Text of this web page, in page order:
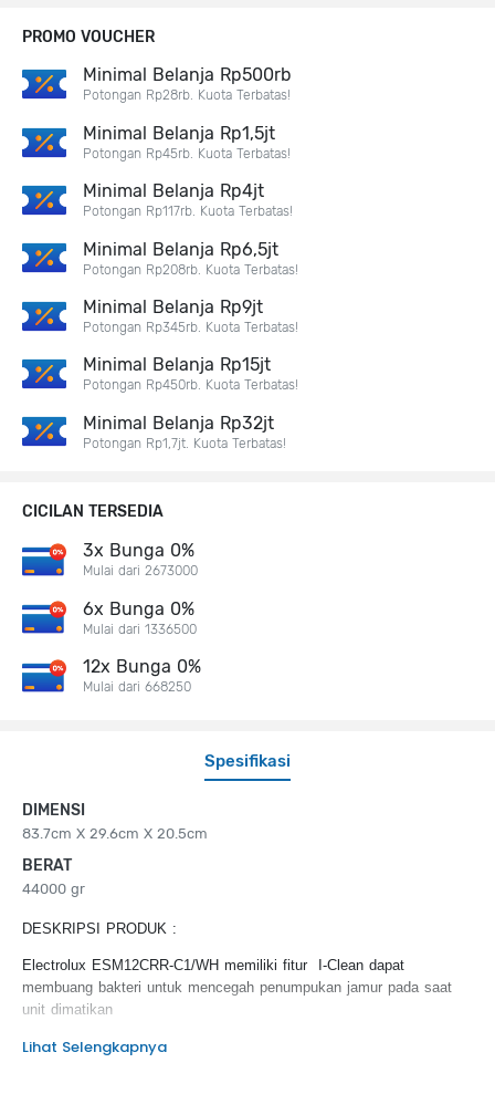
Spesifikasi
DIMENSI
83.7cm X 29.6cm X 20.5cm
BERAT
44000 gr
DESKRIPSI PRODUK :
Electrolux ESM12CRR-C1/WH memiliki fitur I-Clean dapat
membuang bakteri untuk mencegah penumpukan jamur pada saat
unit dimatikan
KEUNGGULAN PRODUK :
Lihat Selengkapnya
PROMO VOUCHER
Minimal Belanja Rp500rb
Potongan Rp28rb. Kuota Terbatas!
Minimal Belanja Rp1,5jt
Potongan Rp45rb. Kuota Terbatas!
Minimal Belanja Rp4jt
Potongan Rp117rb. Kuota Terbatas!
Minimal Belanja Rp6,5jt
Potongan Rp208rb. Kuota Terbatas!
Minimal Belanja Rp9jt
Potongan Rp345rb. Kuota Terbatas!
Minimal Belanja Rp15jt
Potongan Rp450rb. Kuota Terbatas!
Minimal Belanja Rp32jt
Potongan Rp1,7jt. Kuota Terbatas!
CICILAN TERSEDIA
3x Bunga 0%
Mulai dari 2673000
6x Bunga 0%
Mulai dari 1336500
12x Bunga 0%
Mulai dari 668250